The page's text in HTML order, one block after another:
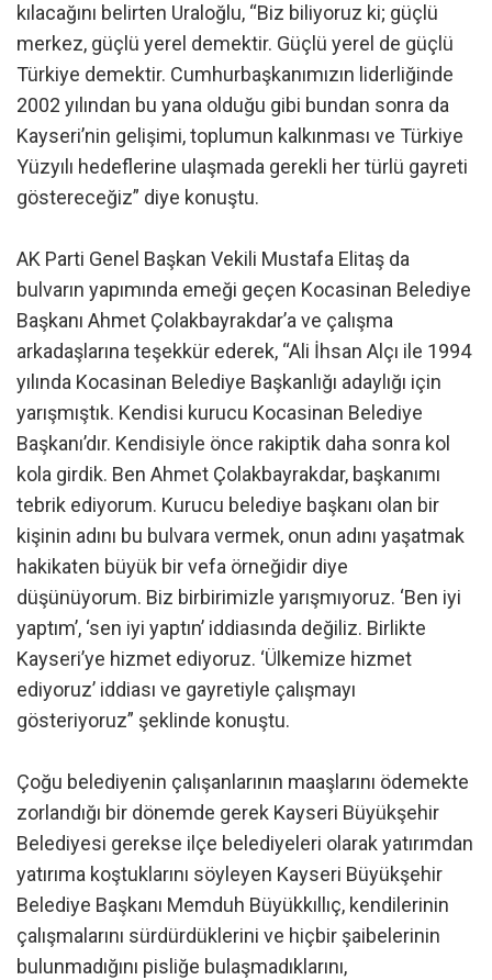
kılacağını belirten Uraloğlu, “Biz biliyoruz ki; güçlü
merkez, güçlü yerel demektir. Güçlü yerel de güçlü
Türkiye demektir. Cumhurbaşkanımızın liderliğinde
2002 yılından bu yana olduğu gibi bundan sonra da
Kayseri’nin gelişimi, toplumun kalkınması ve Türkiye
Yüzyılı hedeflerine ulaşmada gerekli her türlü gayreti
göstereceğiz” diye konuştu.
AK Parti Genel Başkan Vekili Mustafa Elitaş da
bulvarın yapımında emeği geçen Kocasinan Belediye
Başkanı Ahmet Çolakbayrakdar’a ve çalışma
arkadaşlarına teşekkür ederek, “Ali İhsan Alçı ile 1994
yılında Kocasinan Belediye Başkanlığı adaylığı için
yarışmıştık. Kendisi kurucu Kocasinan Belediye
Başkanı’dır. Kendisiyle önce rakiptik daha sonra kol
kola girdik. Ben Ahmet Çolakbayrakdar, başkanımı
tebrik ediyorum. Kurucu belediye başkanı olan bir
kişinin adını bu bulvara vermek, onun adını yaşatmak
hakikaten büyük bir vefa örneğidir diye
düşünüyorum. Biz birbirimizle yarışmıyoruz. ‘Ben iyi
yaptım’, ‘sen iyi yaptın’ iddiasında değiliz. Birlikte
Kayseri’ye hizmet ediyoruz. ‘Ülkemize hizmet
ediyoruz’ iddiası ve gayretiyle çalışmayı
gösteriyoruz” şeklinde konuştu.
Çoğu belediyenin çalışanlarının maaşlarını ödemekte
zorlandığı bir dönemde gerek Kayseri Büyükşehir
Belediyesi gerekse ilçe belediyeleri olarak yatırımdan
yatırıma koştuklarını söyleyen Kayseri Büyükşehir
Belediye Başkanı Memduh Büyükkıllıç, kendilerinin
çalışmalarını sürdürdüklerini ve hiçbir şaibelerinin
bulunmadığını pisliğe bulaşmadıklarını,